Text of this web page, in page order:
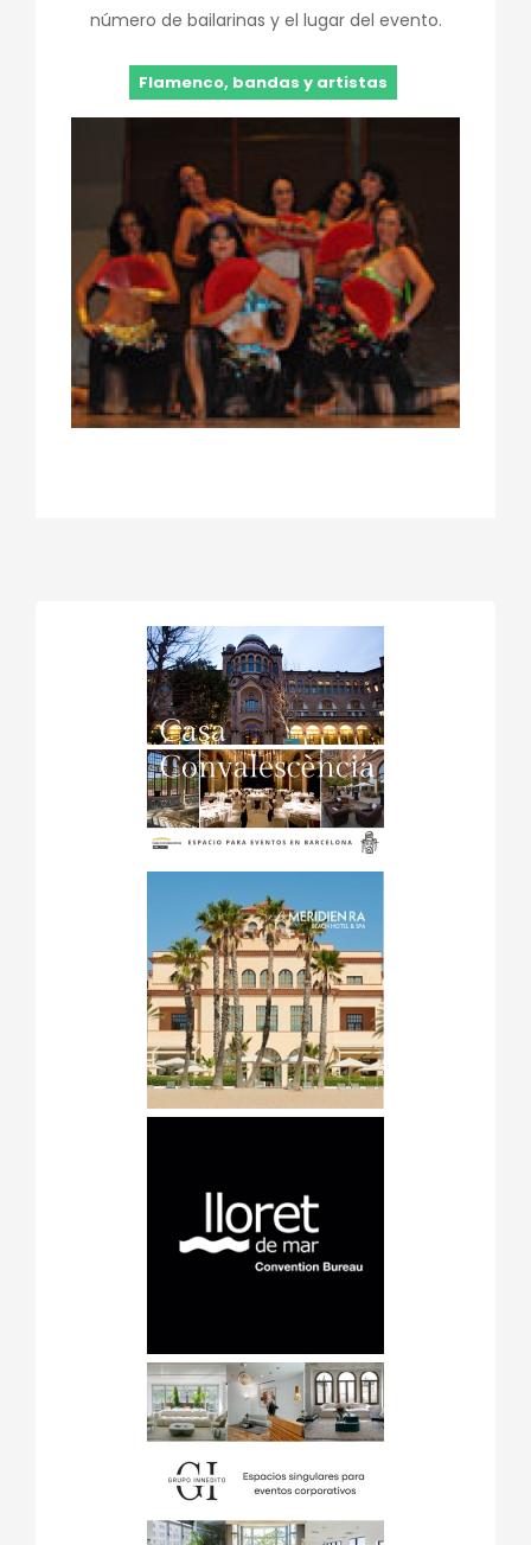
número de bailarinas y el lugar del evento.
Flamenco, bandas y artistas